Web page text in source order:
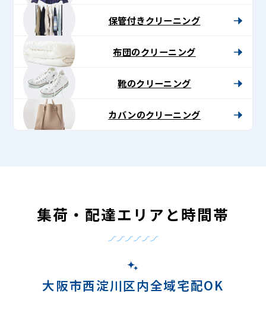
保管付きクリーニング
布団のクリーニング
靴のクリーニング
カバンのクリーニング
集荷・配達エリアと時間帯
大阪市西淀川区内全域宅配OK